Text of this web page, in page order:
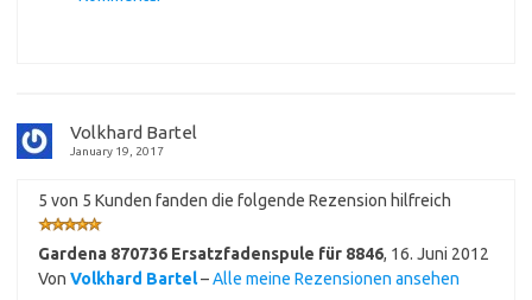
Volkhard Bartel
January 19, 2017
5 von 5 Kunden fanden die folgende Rezension hilfreich
Gardena 870736 Ersatzfadenspule für 8846, 16. Juni 2012
Von Volkhard Bartel–Alle meine Rezensionen ansehen